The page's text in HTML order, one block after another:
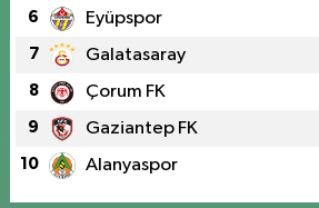
6 Eyüpspor
7 Galatasaray
8 Çorum FK
9 Gaziantep FK
10 Alanyaspor